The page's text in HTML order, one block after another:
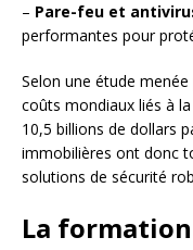
– Pare-feu et
performantes pour
Selon une étude
coûts mondiaux liés à
10,5 billions de dollars
immobilières ont donc
solutions de sécurité
La